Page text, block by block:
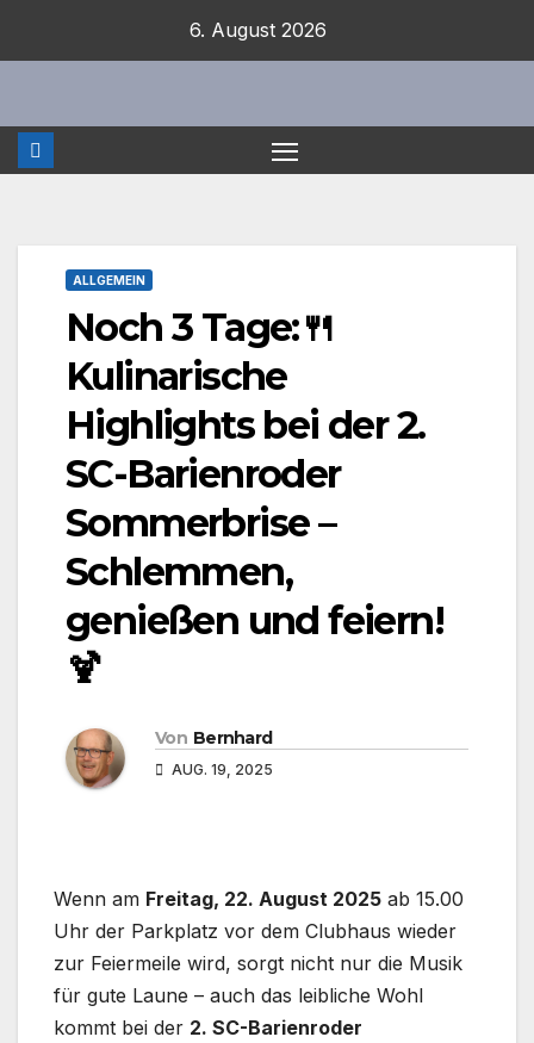
6. August 2026
ALLGEMEIN
Noch 3 Tage:🍴
Kulinarische
Highlights bei der 2.
SC-Barienroder
Sommerbrise –
Schlemmen,
genießen und feiern!
🍹
Von Bernhard
AUG. 19, 2025
Wenn am Freitag, 22. August 2025 ab 15.00
Uhr der Parkplatz vor dem Clubhaus wieder
zur Feiermeile wird, sorgt nicht nur die Musik
für gute Laune – auch das leibliche Wohl
kommt bei der 2. SC-Barienroder